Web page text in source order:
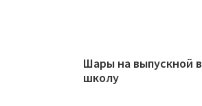
Шары на выпускной в
школу